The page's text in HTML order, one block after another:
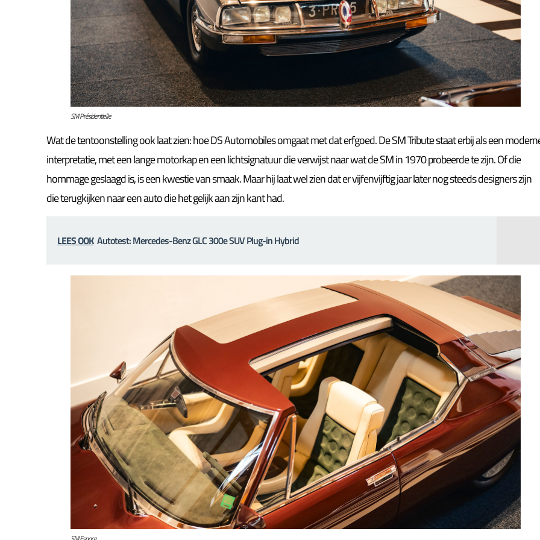
SM Présidentielle
Wat de tentoonstelling ook laat zien: hoe DS Automobiles omgaat met dat erfgoed. De SM Tribute staat erbij als een
interpretatie, met een lange motorkap en een lichtsignatuur die verwijst naar wat de SM in 1970 probeerde te zijn. Of die
hommage geslaagd is, is een kwestie van smaak. Maar hij laat wel zien dat er vijfenvijftig jaar later nog steeds designers zijn
die terugkijken naar een auto die het gelijk aan zijn kant had.
LEES OOK Autotest: Mercedes-Benz GLC 300e SUV Plug-in Hybrid